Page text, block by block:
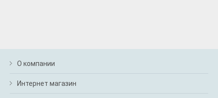
О компании
Интернет магазин